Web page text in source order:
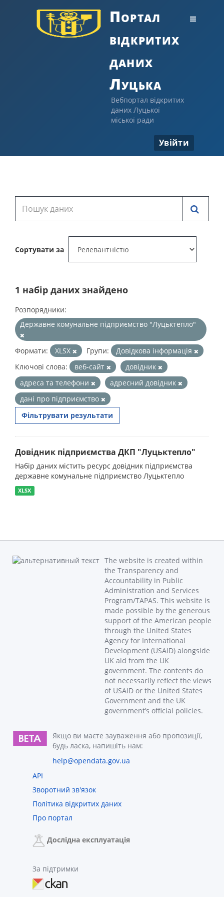
Портал
відкритих
даних
Луцька
Вебпортал відкритих
даних Луцької
міської ради
Увійти
Сортувати за
1 набір даних знайдено
Розпорядники:
Державне комунальне підприємство "Луцьктепло"
Формати: XLSX Групи:
Довідкова інформація
Ключові слова:
веб-сайт
довідник
адреса та телефони
адресний довідник
дані про підприємство
Фільтрувати результати
Довідник підприємства ДКП "Луцьктепло"
Набір даних містить ресурс довідник підприємства
державне комунальне підприємство Луцьктепло
XLSX
The website is created within
the Transparency and
Accountability in Public
Administration and Services
Program/TAPAS. This website is
made possible by the generous
support of the American people
through the United States
Agency for International
Development (USAID) alongside
UK aid from the UK
government. The contents do
not necessarily reflect the views
of USAID or the United States
Government and the UK
government’s official policies.
Якщо ви маєте зауваження або пропозиції,
будь ласка, напишіть нам:
help@opendata.gov.ua
API
Зворотний зв'язок
Політика відкритих даних
Про портал
Дослідна експлуатація
За підтримки